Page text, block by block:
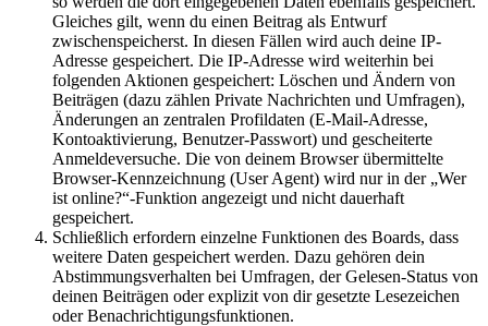
Gleiches gilt, wenn du einen Beitrag als Entwurf
zwischenspeicherst. In diesen Fällen wird auch deine IP-
Adresse gespeichert. Die IP-Adresse wird weiterhin bei
folgenden Aktionen gespeichert: Löschen und Ändern von
Beiträgen (dazu zählen Private Nachrichten und Umfragen),
Änderungen an zentralen Profildaten (E-Mail-Adresse,
Kontoaktivierung, Benutzer-Passwort) und gescheiterte
Anmeldeversuche. Die von deinem Browser übermittelte
Browser-Kennzeichnung (User Agent) wird nur in der „Wer
ist online?“-Funktion angezeigt und nicht dauerhaft
gespeichert.
Schließlich erfordern einzelne Funktionen des Boards, dass
weitere Daten gespeichert werden. Dazu gehören dein
Abstimmungsverhalten bei Umfragen, der Gelesen-Status von
deinen Beiträgen oder explizit von dir gesetzte Lesezeichen
oder Benachrichtigungsfunktionen.